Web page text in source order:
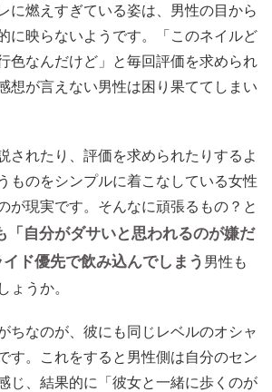
に燃えすぎている姿は、男性の目から
に映らないようです。「このネイルど
色なんだけど」と毎回評価を求められ
想が言えない男性は困り果ててしまい
されたり、評価を求められたりするよ
ものをシンプルに着こなしている女性
が現実です。そんなに頑張るもの？と
「自分がダサいと思われるのが嫌だ
ド優先で飲み込んでしまう 男性も
ょうか。
ちなのが、彼にも同じレベルのオシャ
す。これをすると男性側は自分のセン
じ、結果的に「彼女と一緒に歩くのが